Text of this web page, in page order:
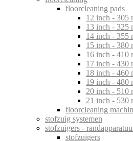
floorcleaning pads
12 inch - 305
13 inch - 325
14 inch - 355
15 inch - 380
16 inch - 410
17 inch - 430
18 inch - 460
19 inch - 480
20 inch - 510
21 inch - 530
floorcleaning
stofzuig systemen
stofzuigers -
stofzuigers